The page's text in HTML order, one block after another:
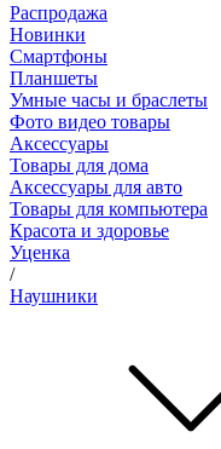
Распродажа
Новинки
Смартфоны
Планшеты
Умные часы и браслеты
Фото видео товары
Аксессуары
Товары для дома
Аксессуары для авто
Товары для компьютера
Красота и здоровье
Уценка
/
Наушники